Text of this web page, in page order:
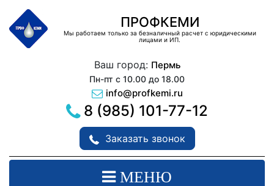
ПРОФКЕМИ
Мы работаем только за безналичный расчет с юридическими
лицами и ИП.
Ваш город: Пермь
Пн-пт с 10.00 до 18.00
info@profkemi.ru
8 (985) 101-77-12
Заказать звонок
МЕНЮ